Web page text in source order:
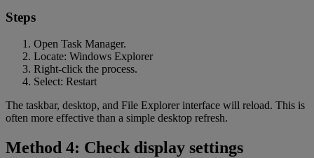
Steps
Open Task Manager.
Locate: Windows Explorer
Right-click the process.
Select: Restart
The taskbar, desktop, and File Explorer interface will reload. This is
often more effective than a simple desktop refresh.
Method 4: Check display settings